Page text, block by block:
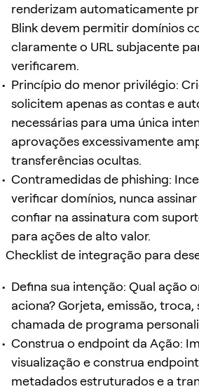
renderizam automaticamente
Blink devem permitir domínios
claramente o URL subjacente
verificarem.
Princípio do menor privilégio:
solicitem apenas as contas e
necessárias para uma única
aprovações excessivamente
transferências ocultas.
Contramedidas de phishing:
verificar domínios, nunca
confiar na assinatura com
para ações de alto valor.
Checklist de integração para
Defina sua intenção: Qual ação
aciona? Gorjeta, emissão,
chamada de programa
Construa o endpoint da Ação:
visualização e construa
metadados estruturados e a